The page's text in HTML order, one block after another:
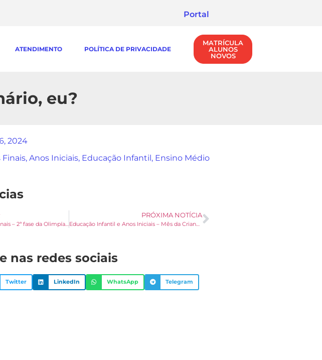
Portal
ATENDIMENTO POLÍTICA DE PRIVACIDADE
MATRÍCULA
ALUNOS
NOVOS
eu?
2024
Finais, Anos Iniciais, Educação Infantil, Ensino Médio
Ensino Médio e Anos Finais – 2ª fase da Olimpíada de Matemática – OBMEP
PRÓXIMA NOTÍCIA
Educação Infantil e Anos Iniciais – Mês da Criança – Espetáculo Tok Toque
nas redes sociais
Twitter LinkedIn WhatsApp Telegram